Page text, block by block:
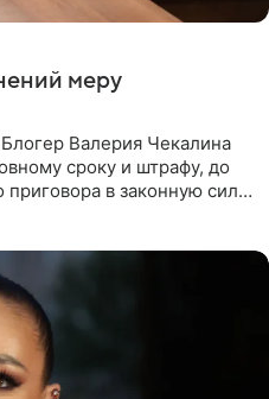
меру
Валерия Чекалина
сроку и штрафу, до
приговора в законную силу